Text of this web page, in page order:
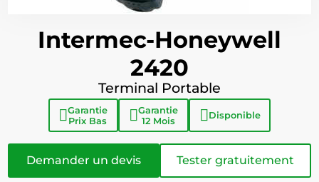
Intermec-Honeywell
2420
Terminal Portable
Garantie
Prix Bas
Garantie
12 Mois
Disponible
Demander un devis Tester gratuitement